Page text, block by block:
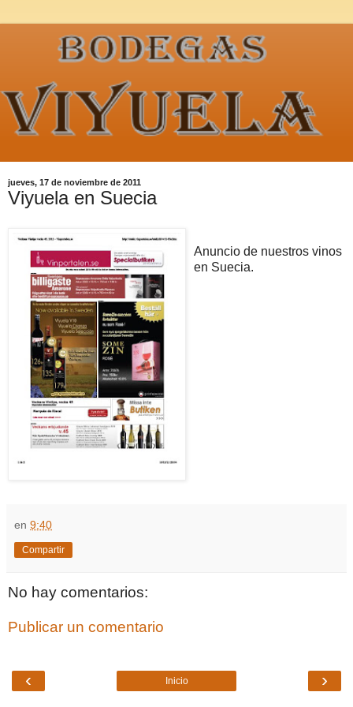
jueves, 17 de noviembre de 2011
Viyuela en Suecia
Anuncio de nuestros vinos
en Suecia.
en 9:40
Compartir
No hay comentarios:
Publicar un comentario
‹ ›
Inicio